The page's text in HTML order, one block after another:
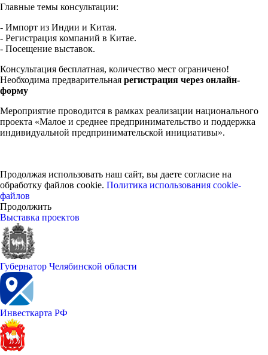
Главные темы консультации:
- Импорт из Индии и Китая.
- Регистрация компаний в Китае.
- Посещение выставок.
Консультация бесплатная, количество мест ограничено!
Необходима предварительная регистрация через онлайн-
форму
Мероприятие проводится в рамках реализации национального
проекта «Малое и среднее предпринимательство и поддержка
индивидуальной предпринимательской инициативы».
Продолжая использовать наш сайт, вы даете согласие на
обработку файлов cookie. Политика использования cookie-
файлов
Продолжить
Выставка проектов
Губернатор Челябинской области
Инвесткарта РФ